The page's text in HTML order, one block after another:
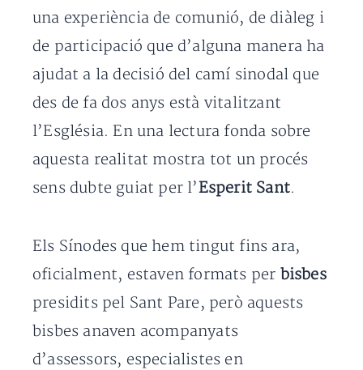
una experiència de comunió, de diàleg i
de participació que d’alguna manera ha
ajudat a la decisió del camí sinodal que
des de fa dos anys està vitalitzant
l’Església. En una lectura fonda sobre
aquesta realitat mostra tot un procés
sens dubte guiat per l’Esperit Sant.
Els Sínodes que hem tingut fins ara,
oficialment, estaven formats per bisbes
presidits pel Sant Pare, però aquests
bisbes anaven acompanyats
d’assessors, especialistes en